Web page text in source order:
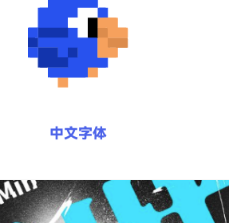
中文字体